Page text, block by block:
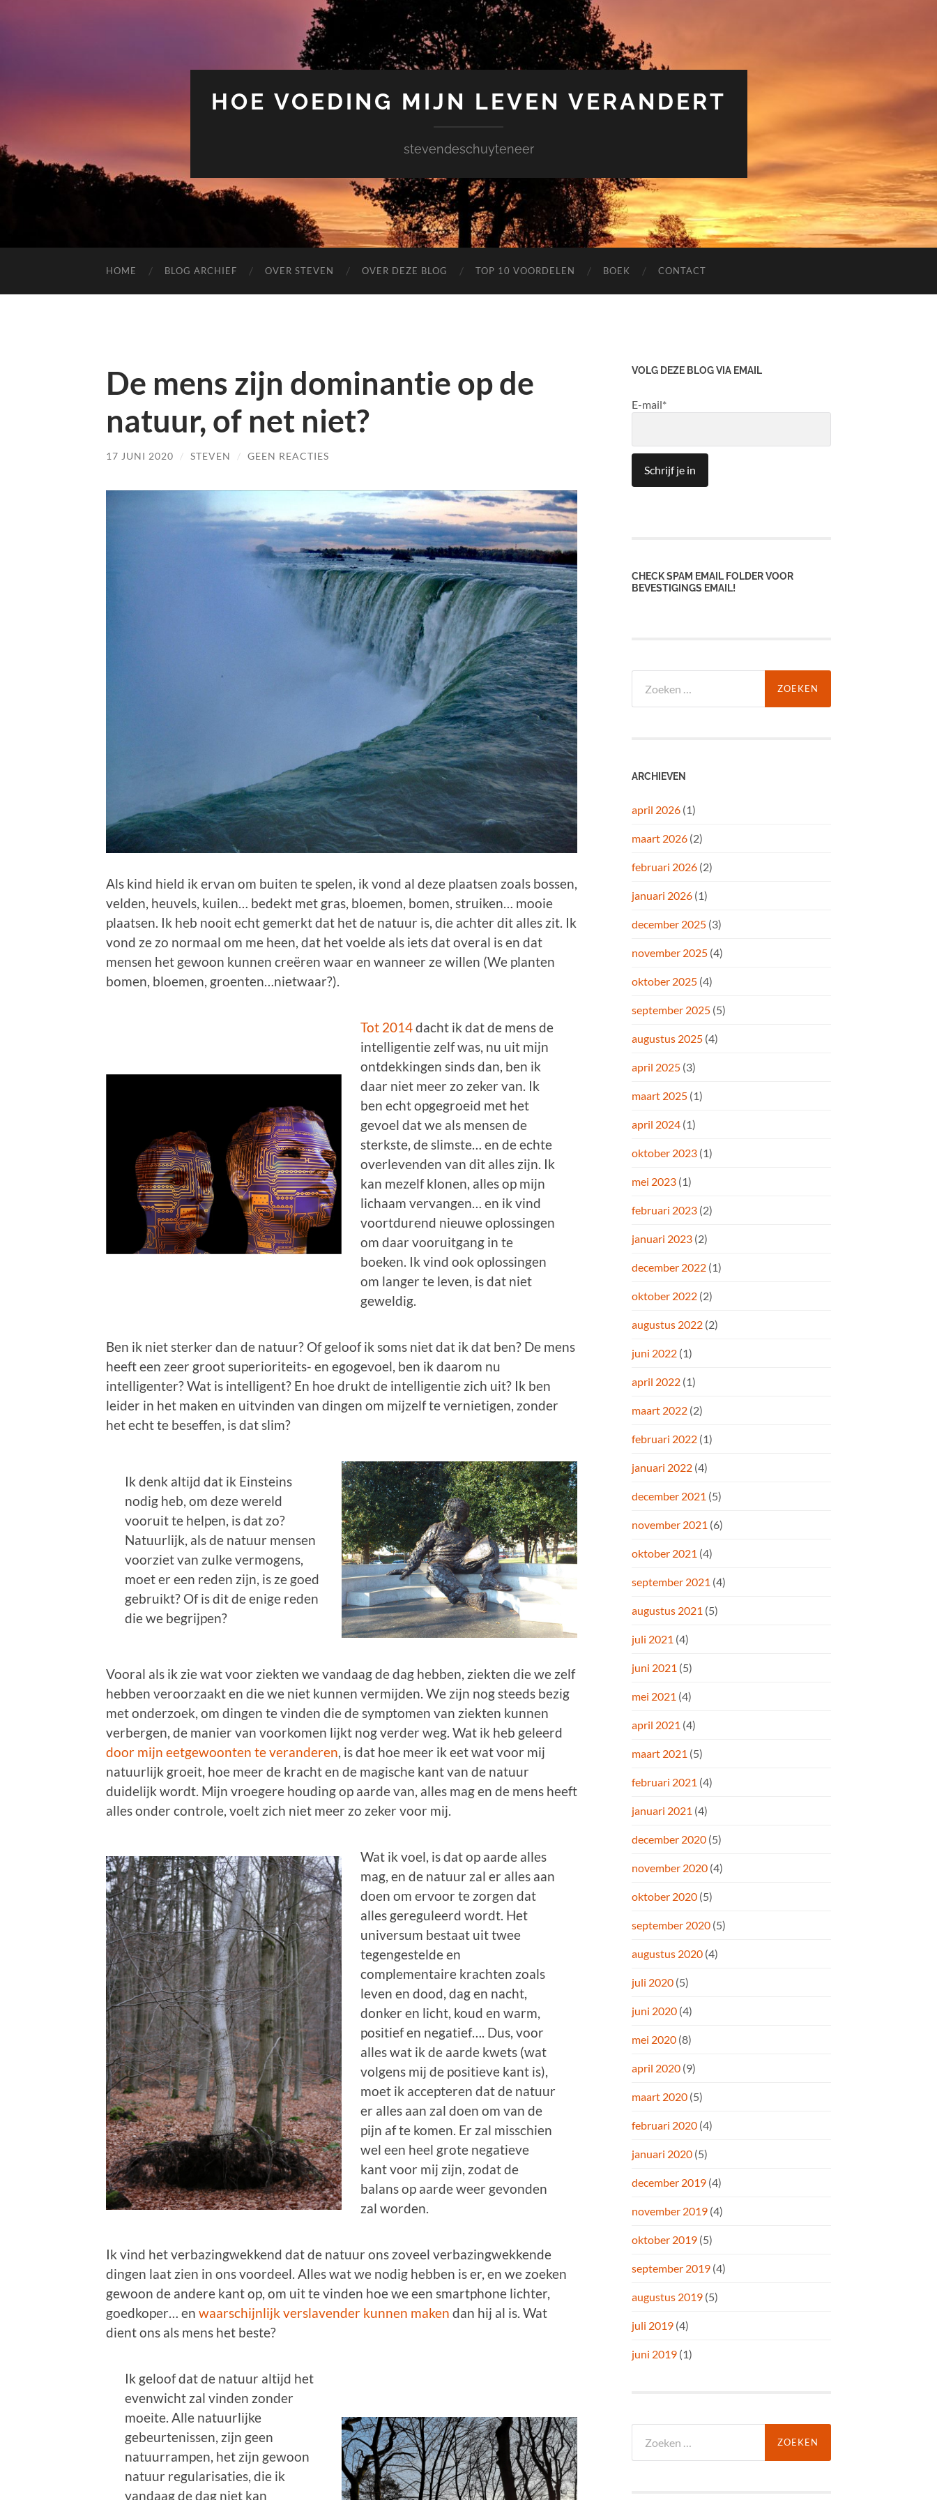
HOE VOEDING MIJN LEVEN VERANDERT
stevendeschuyteneer
HOME BLOG ARCHIEF OVER STEVEN OVER DEZE BLOG TOP 10 VOORDELEN BOEK CONTACT
De mens zijn dominantie op de
natuur, of net niet?
17 JUNI 2020 / STEVEN / GEEN REACTIES
Als kind hield ik ervan om buiten te spelen, ik vond al deze plaatsen zoals bossen,
velden, heuvels, kuilen… bedekt met gras, bloemen, bomen, struiken… mooie
plaatsen. Ik heb nooit echt gemerkt dat het de natuur is, die achter dit alles zit. Ik
vond ze zo normaal om me heen, dat het voelde als iets dat overal is en dat
mensen het gewoon kunnen creëren waar en wanneer ze willen (We planten
bomen, bloemen, groenten…nietwaar?).
Tot 2014dacht ik dat de mens de
intelligentie zelf was, nu uit mijn
ontdekkingen sinds dan, ben ik
daar niet meer zo zeker van. Ik
ben echt opgegroeid met het
gevoel dat we als mensen de
sterkste, de slimste… en de echte
overlevenden van dit alles zijn. Ik
kan mezelf klonen, alles op mijn
lichaam vervangen… en ik vind
voortdurend nieuwe oplossingen
om daar vooruitgang in te
boeken. Ik vind ook oplossingen
om langer te leven, is dat niet
geweldig.
Ben ik niet sterker dan de natuur? Of geloof ik soms niet dat ik dat ben? De mens
heeft een zeer groot superioriteits- en egogevoel, ben ik daarom nu
intelligenter? Wat is intelligent? En hoe drukt de intelligentie zich uit? Ik ben
leider in het maken en uitvinden van dingen om mijzelf te vernietigen, zonder
het echt te beseffen, is dat slim?
Ik denk altijd dat ik Einsteins
nodig heb, om deze wereld
vooruit te helpen, is dat zo?
Natuurlijk, als de natuur mensen
voorziet van zulke vermogens,
moet er een reden zijn, is ze goed
gebruikt? Of is dit de enige reden
die we begrijpen?
Vooral als ik zie wat voor ziekten we vandaag de dag hebben, ziekten die we zelf
hebben veroorzaakt en die we niet kunnen vermijden. We zijn nog steeds bezig
met onderzoek, om dingen te vinden die de symptomen van ziekten kunnen
verbergen, de manier van voorkomen lijkt nog verder weg. Wat ik heb geleerd
door mijn eetgewoonten te veranderen, is dat hoe meer ik eet wat voor mij
natuurlijk groeit, hoe meer de kracht en de magische kant van de natuur
duidelijk wordt. Mijn vroegere houding op aarde van, alles mag en de mens heeft
alles onder controle, voelt zich niet meer zo zeker voor mij.
Wat ik voel, is dat op aarde alles
mag, en de natuur zal er alles aan
doen om ervoor te zorgen dat
alles gereguleerd wordt. Het
universum bestaat uit twee
tegengestelde en
complementaire krachten zoals
leven en dood, dag en nacht,
donker en licht, koud en warm,
positief en negatief…. Dus, voor
alles wat ik de aarde kwets (wat
volgens mij de positieve kant is),
moet ik accepteren dat de natuur
er alles aan zal doen om van de
pijn af te komen. Er zal misschien
wel een heel grote negatieve
kant voor mij zijn, zodat de
balans op aarde weer gevonden
zal worden.
Ik vind het verbazingwekkend dat de natuur ons zoveel verbazingwekkende
dingen laat zien in ons voordeel. Alles wat we nodig hebben is er, en we zoeken
gewoon de andere kant op, om uit te vinden hoe we een smartphone lichter,
goedkoper… en waarschijnlijk verslavender kunnen maken dan hij al is. Wat
dient ons als mens het beste?
Ik geloof dat de natuur altijd het
evenwicht zal vinden zonder
moeite. Alle natuurlijke
gebeurtenissen, zijn geen
natuurrampen, het zijn gewoon
natuur regularisaties, die ik
vandaag de dag niet kan
VOLG DEZE BLOG VIA EMAIL
E-mail*
CHECK SPAM EMAIL FOLDER VOOR
BEVESTIGINGS EMAIL!
naar:
ARCHIEVEN
april 2026 (1)
maart 2026 (2)
februari 2026 (2)
januari 2026 (1)
december 2025 (3)
november 2025 (4)
oktober 2025 (4)
september 2025 (5)
augustus 2025 (4)
april 2025 (3)
maart 2025 (1)
april 2024 (1)
oktober 2023 (1)
mei 2023 (1)
februari 2023 (2)
januari 2023 (2)
december 2022 (1)
oktober 2022 (2)
augustus 2022 (2)
juni 2022 (1)
april 2022 (1)
maart 2022 (2)
februari 2022 (1)
januari 2022 (4)
december 2021 (5)
november 2021 (6)
oktober 2021 (4)
september 2021 (4)
augustus 2021 (5)
juli 2021 (4)
juni 2021 (5)
mei 2021 (4)
april 2021 (4)
maart 2021 (5)
februari 2021 (4)
januari 2021 (4)
december 2020 (5)
november 2020 (4)
oktober 2020 (5)
september 2020 (5)
augustus 2020 (4)
juli 2020 (5)
juni 2020 (4)
mei 2020 (8)
april 2020 (9)
maart 2020 (5)
februari 2020 (4)
januari 2020 (5)
december 2019 (4)
november 2019 (4)
oktober 2019 (5)
september 2019 (4)
augustus 2019 (5)
juli 2019 (4)
juni 2019 (1)
naar: